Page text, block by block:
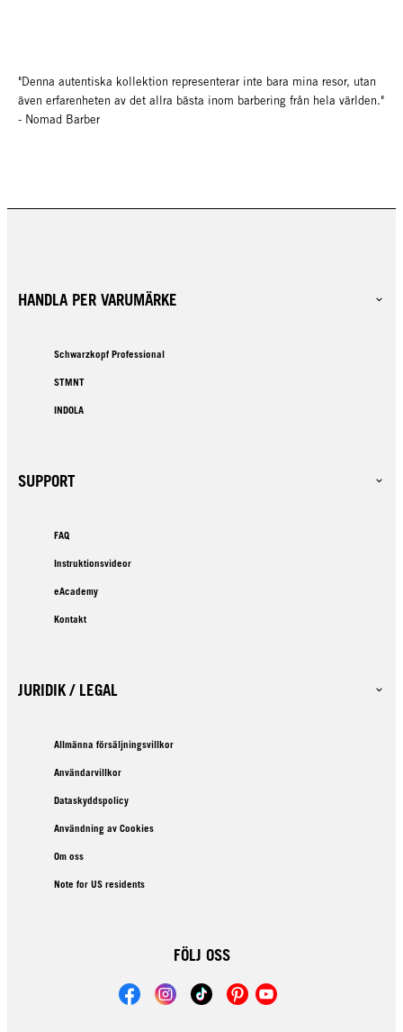
"Denna autentiska kollektion representerar inte bara mina resor, utan
även erfarenheten av det allra bästa inom barbering från hela världen."
- Nomad Barber
HANDLA PER VARUMÄRKE
Schwarzkopf Professional
STMNT
INDOLA
SUPPORT
FAQ
Instruktionsvideor
eAcademy
Kontakt
JURIDIK / LEGAL
Allmänna försäljningsvillkor
Användarvillkor
Dataskyddspolicy
Användning av Cookies
Om oss
Note for US residents
FÖLJ OSS